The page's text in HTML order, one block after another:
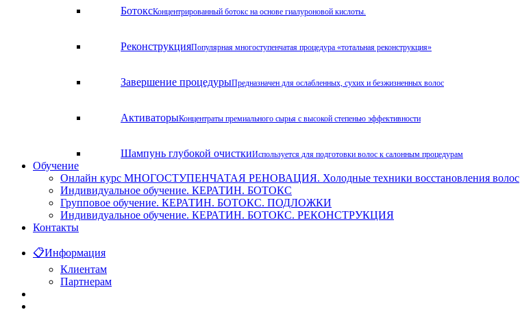
БотоксКонцентрированный ботокс на основе гиалуроновой кислоты.
РеконструкцияПопулярная многоступенчатая процедура «тотальная реконструкция»
Завершение процедурыПредназначен для ослабленных, сухих и безжизненных волос
АктиваторыКонцентраты премиального сырья с высокой степенью эффективности
Шампунь глубокой очисткиИспользуется для подготовки волос к салонным процедурам
Обучение
Онлайн курс МНОГОСТУПЕНЧАТАЯ РЕНОВАЦИЯ. Холодные техники восстановления волос
Индивидуальное обучение. КЕРАТИН. БОТОКС
Групповое обучение. КЕРАТИН. БОТОКС. ПОДЛОЖКИ
Индивидуальное обучение. КЕРАТИН. БОТОКС. РЕКОНСТРУКЦИЯ
Контакты
📋Информация
Клиентам
Партнерам